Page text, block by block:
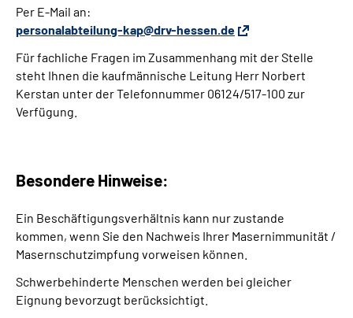
Per E-Mail an:
personalabteilung-kap@drv-hessen.de
Für fachliche Fragen im Zusammenhang mit der Stelle
steht Ihnen die kaufmännische Leitung Herr Norbert
Kerstan unter der Telefonnummer 06124/517-100 zur
Verfügung.
Besondere Hinweise:
Ein Beschäftigungsverhältnis kann nur zustande
kommen, wenn Sie den Nachweis Ihrer Masernimmunität /
Masernschutzimpfung vorweisen können.
Schwerbehinderte Menschen werden bei gleicher
Eignung bevorzugt berücksichtigt.